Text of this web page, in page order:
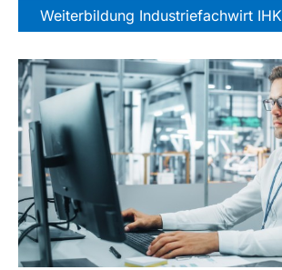
Weiterbildung Industriefachwirt IHK